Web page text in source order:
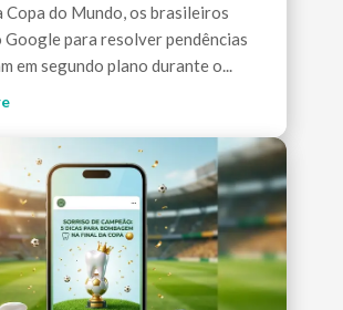
Copa do Mundo, os brasileiros
Google para resolver pendências
em segundo plano durante o...